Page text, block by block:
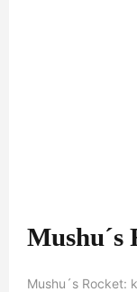
Mushu´s
Mushu´s Rocket: